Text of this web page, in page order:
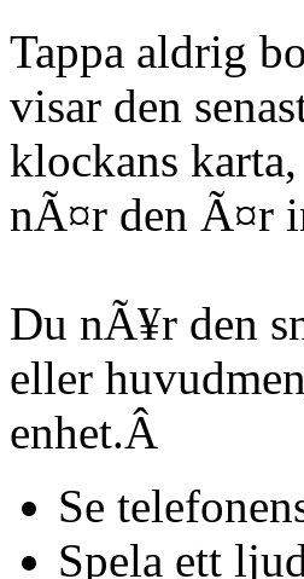
Tappa aldrig
visar den
klockans
nÃ¤r den Ã¤r
Du nÃ¥r den
eller
enhet.Â
Se
Spela ett